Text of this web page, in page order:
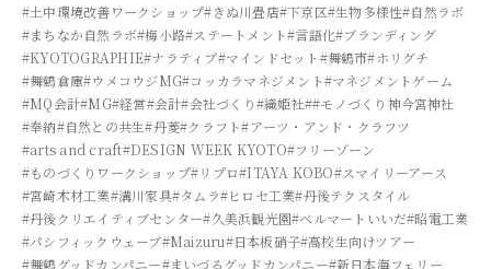
#土中環境改善ワークショップ#きぬ川畳店#下京区#生物多様性#自然ラボ
#まちなか自然ラボ#梅小路#ステートメント#言語化#ブランディング
#KYOTOGRAPHIE#ナラティブ#マインドセット#舞鶴市#ホリグチ
#舞鶴倉庫#ウメコウジMG#コッカラマネジメント#マネジメントゲーム
#MQ会計#MG#経営#会計#会社づくり#織姫社##モノづくり神今宮神社
#奉納#自然との共生#丹菱#クラフト#アーツ・アンド・クラフツ
#arts and craft#DESIGN WEEK KYOTO#フリーゾーン
#ものづくりワークショップ#リプロ#ITAYA KOBO#スマイリーアース
#宮崎木材工業#溝川家具#タムラ#ヒロセ工業#丹後テクスタイル
#丹後クリエイティブセンター#久美浜観光園#ベルマートいいだ#昭電工業
#パシフィックウェーブ#Maizuru#日本板硝子#高校生向けツアー
#舞鶴グッドカンパニー#まいづるグッドカンパニー#新日本海フェリー